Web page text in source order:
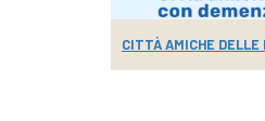
CITTÀ AMICHE DELLE